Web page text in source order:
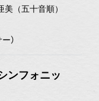
（五十音順）
）
ンフォニッ